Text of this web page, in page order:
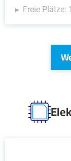
Freie Plätze: 1